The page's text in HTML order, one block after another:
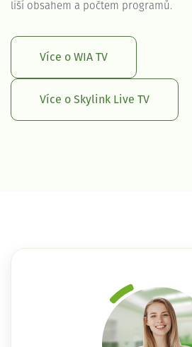
liší obsahem a počtem programů.
Více o WIA TV
Více o Skylink Live TV